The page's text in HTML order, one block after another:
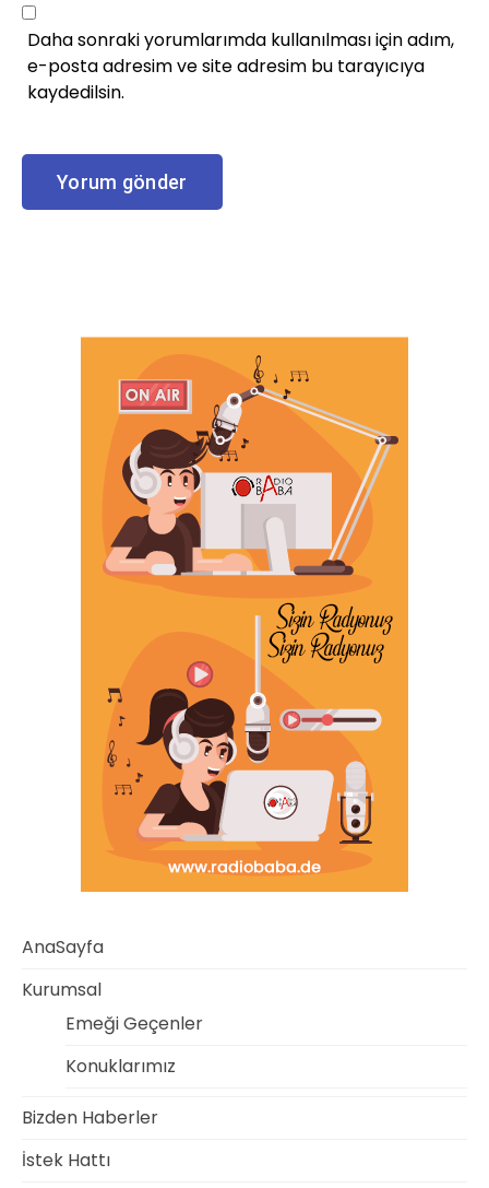
Daha sonraki yorumlarımda kullanılması için adım,
e-posta adresim ve site adresim bu tarayıcıya
kaydedilsin.
AnaSayfa
Kurumsal
Emeği Geçenler
Konuklarımız
Bizden Haberler
İstek Hattı